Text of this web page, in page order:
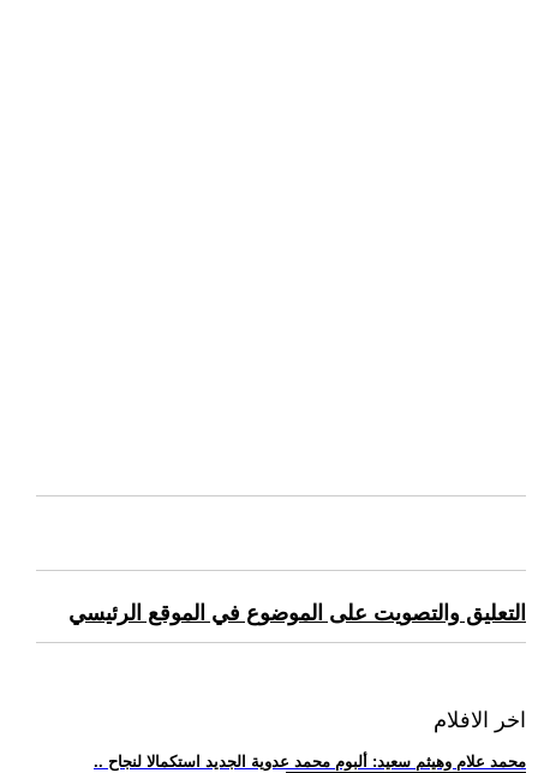
التعليق والتصويت على الموضوع في الموقع الرئيسي
اخر الافلام
.. محمد علام وهيثم سعيد: ألبوم محمد عدوية الجديد استكمالا لنجاح